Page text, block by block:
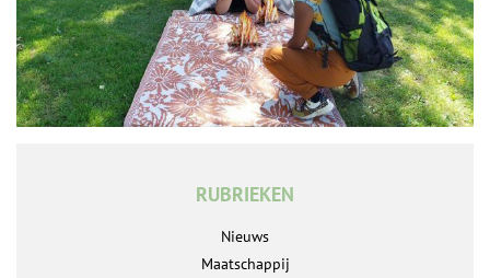
RUBRIEKEN
Nieuws
Maatschappij